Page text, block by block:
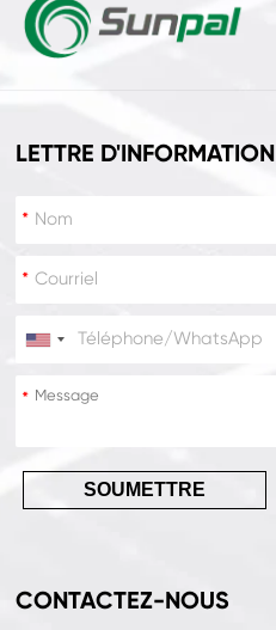
LETTRE D'INFORMATION
*
*
*
*
SOUMETTRE
CONTACTEZ-NOUS